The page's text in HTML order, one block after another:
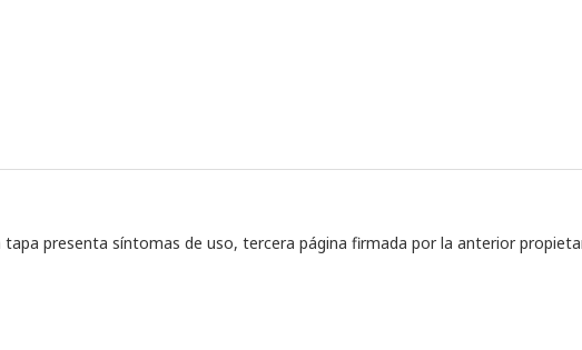
tapa presenta síntomas de uso, tercera página firmada por la anterior